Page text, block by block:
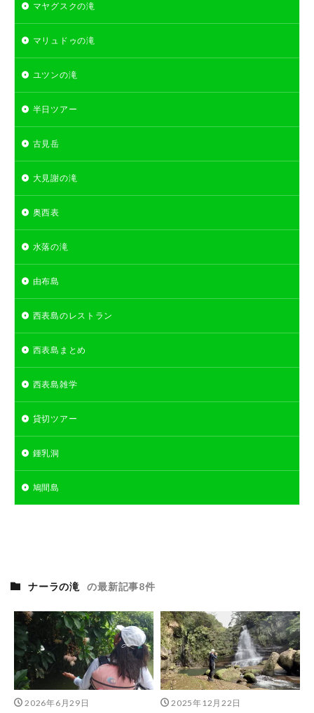
マヤグスクの滝
マリュドゥの滝
ユツンの滝
半日ツアー
古見岳
大見謝の滝
奥西表
水落の滝
由布島
西表島のレストラン
西表島まとめ
西表島雑学
貸切ツアー
鍾乳洞
鳩間島
ナーラの滝 の最新記事8件
2026年6月29日 2025年12月22日